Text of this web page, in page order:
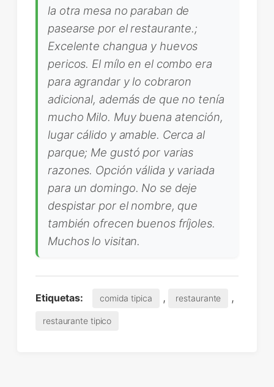
la otra mesa no paraban de
pasearse por el restaurante.;
Excelente changua y huevos
pericos. El mílo en el combo era
para agrandar y lo cobraron
adicional, además de que no tenía
mucho Milo. Muy buena atención,
lugar cálido y amable. Cerca al
parque; Me gustó por varias
razones. Opción válida y variada
para un domingo. No se deje
despistar por el nombre, que
también ofrecen buenos fríjoles.
Muchos lo visitan.
Etiquetas: comida tipica , restaurante ,
restaurante tipico